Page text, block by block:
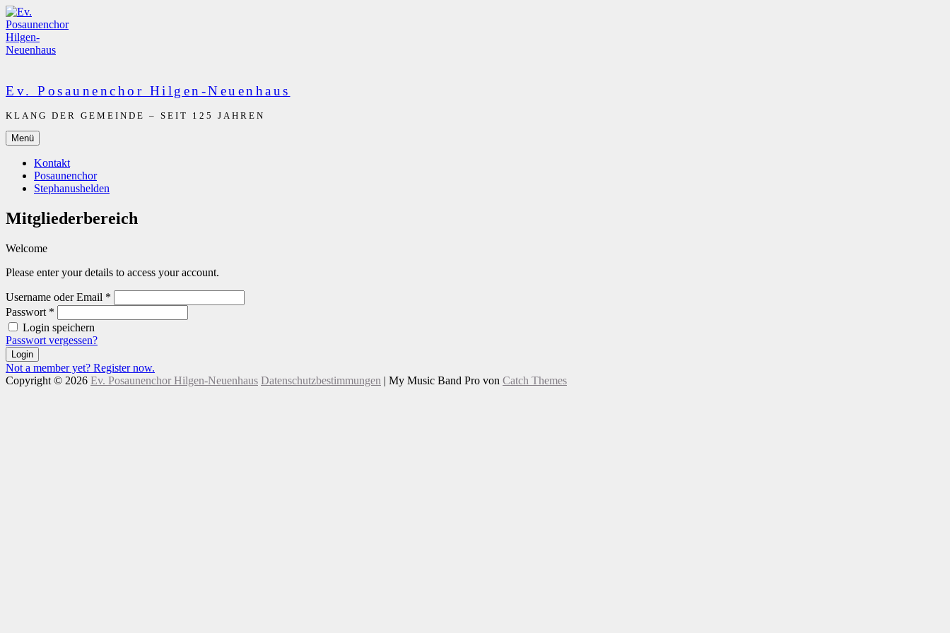
Zum
Inhalt
springen
Ev. Posaunenchor Hilgen-Neuenhaus
KLANG DER GEMEINDE – SEIT 125 JAHREN
Menü
Kontakt
Posaunenchor
Stephanushelden
Mitgliederbereich
Welcome
Please enter your details to access your account.
Username oder Email *
Passwort *
Login speichern
Passwort vergessen?
Login
Not a member yet? Register now.
Copyright © 2026 Ev. Posaunenchor Hilgen-Neuenhaus Datenschutzbestimmungen | My Music Band Pro von Catch Themes